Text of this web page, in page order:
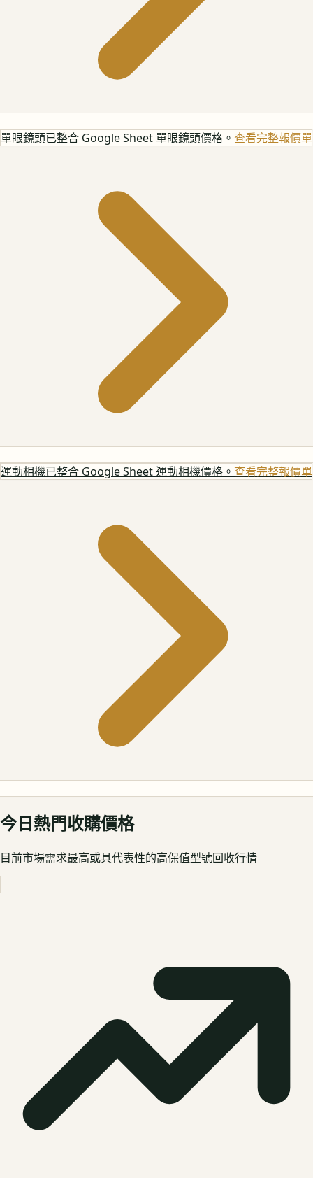
單眼鏡頭已整合 Google Sheet 單眼鏡頭價格。 查看完整報價單
運動相機已整合 Google Sheet 運動相機價格。 查看完整報價單
今日熱門收購價格
目前市場需求最高或具代表性的高保值型號回收行情